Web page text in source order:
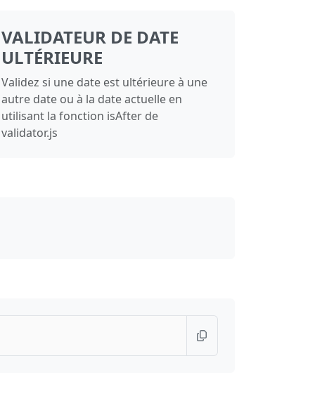
VALIDATEUR DE DATE
ULTÉRIEURE
Validez si une date est ultérieure à une
autre date ou à la date actuelle en
utilisant la fonction isAfter de
validator.js